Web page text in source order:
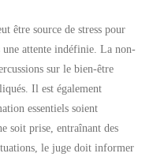
être source de stress pour
attente indéfinie. La non-
sur le bien-être
Il est également
essentiels soient
soit prise, entraînant des
le juge doit informer